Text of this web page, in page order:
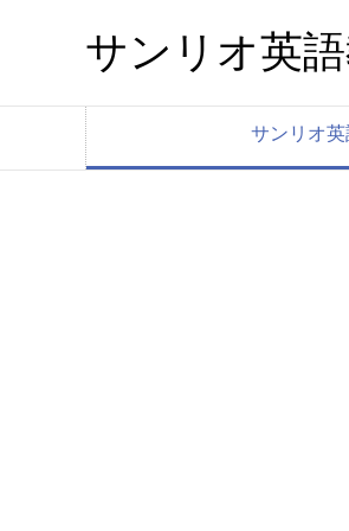
サンリオ英
サンリオ